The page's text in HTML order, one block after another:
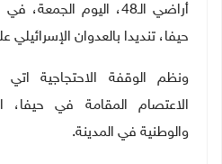
أراضي الـ48، اليوم
حيفا، تنديدا بالعدوان
ونظم الوقفة الاحتجاجية
الاعتصام المقامة في حيفا،
والوطنية في المدينة.